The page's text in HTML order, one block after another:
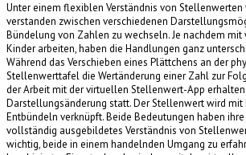
Unter einem flexiblen Verständnis von Stellenwerten
verstanden zwischen verschiedenen
Bündelung von Zahlen zu wechseln. Je nachdem
Kinder arbeiten, haben die Handlungen ganz
Während das Verschieben eines Plättchens an der
Stellenwerttafel die Wertänderung einer Zahl zur
der Arbeit mit der virtuellen Stellenwert-App
Darstellungsänderung statt. Der Stellenwert wird mit
Entbündeln verknüpft. Beide Bedeutungen haben
vollständig ausgebildetes Verständnis von
wichtig, beide in einem handelnden Umgang zu